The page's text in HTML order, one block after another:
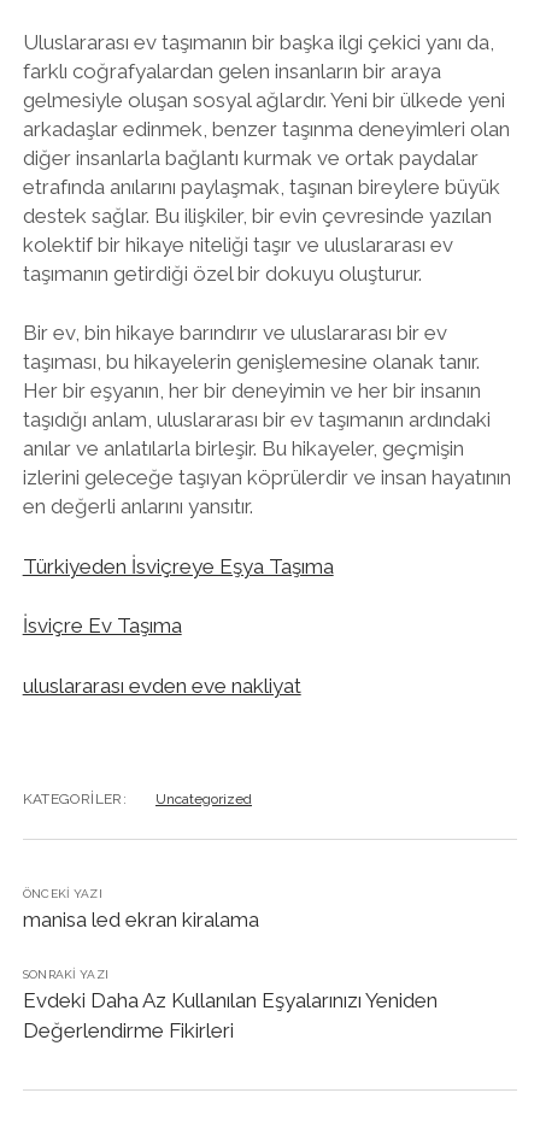
Uluslararası ev taşımanın bir başka ilgi çekici yanı da,
farklı coğrafyalardan gelen insanların bir araya
gelmesiyle oluşan sosyal ağlardır. Yeni bir ülkede yeni
arkadaşlar edinmek, benzer taşınma deneyimleri olan
diğer insanlarla bağlantı kurmak ve ortak paydalar
etrafında anılarını paylaşmak, taşınan bireylere büyük
destek sağlar. Bu ilişkiler, bir evin çevresinde yazılan
kolektif bir hikaye niteliği taşır ve uluslararası ev
taşımanın getirdiği özel bir dokuyu oluşturur.
Bir ev, bin hikaye barındırır ve uluslararası bir ev
taşıması, bu hikayelerin genişlemesine olanak tanır.
Her bir eşyanın, her bir deneyimin ve her bir insanın
taşıdığı anlam, uluslararası bir ev taşımanın ardındaki
anılar ve anlatılarla birleşir. Bu hikayeler, geçmişin
izlerini geleceğe taşıyan köprülerdir ve insan hayatının
en değerli anlarını yansıtır.
Türkiyeden İsviçreye Eşya Taşıma
İsviçre Ev Taşıma
uluslararası evden eve nakliyat
KATEGORILER: Uncategorized
ÖNCEKI YAZI
manisa led ekran kiralama
SONRAKI YAZI
Evdeki Daha Az Kullanılan Eşyalarınızı Yeniden
Değerlendirme Fikirleri